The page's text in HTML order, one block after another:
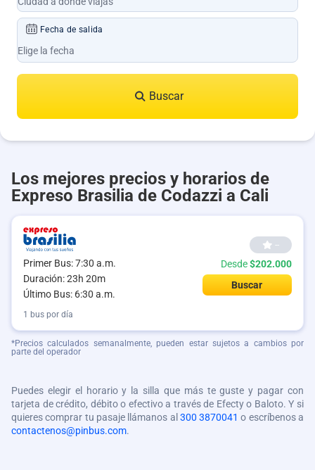
Fecha de salida
Buscar
Los mejores precios y horarios de
Expreso Brasilia de Codazzi a Cali
Primer Bus: 7:30 a.m.
Duración: 23h 20m
Último Bus: 6:30 a.m.
--
Desde$202.000
Buscar
1 bus por día
*Precios calculados semanalmente, pueden estar sujetos a cambios por
parte del operador
Puedes elegir el horario y la silla que más te guste y pagar con
tarjeta de crédito, débito o efectivo a través de Efecty o Baloto. Y si
quieres comprar tu pasaje llámanos al 300 3870041 o escríbenos a
contactenos@pinbus.com.